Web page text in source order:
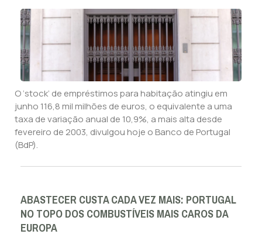
O ‘stock’ de empréstimos para habitação atingiu em
junho 116,8 mil milhões de euros, o equivalente a uma
taxa de variação anual de 10,9%, a mais alta desde
fevereiro de 2003, divulgou hoje o Banco de Portugal
(BdP).
ABASTECER CUSTA CADA VEZ MAIS: PORTUGAL
NO TOPO DOS COMBUSTÍVEIS MAIS CAROS DA
EUROPA